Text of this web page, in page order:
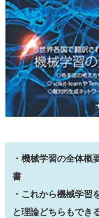
・機械学習の全体概
書
・これから機械学習
と理論どちらもでき